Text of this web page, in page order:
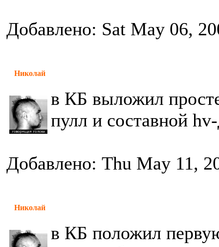
Добавлено: Sat May 06,
Николай
в КБ выложил
пулл и составной
Добавлено: Thu May 11,
Николай
в КБ положил